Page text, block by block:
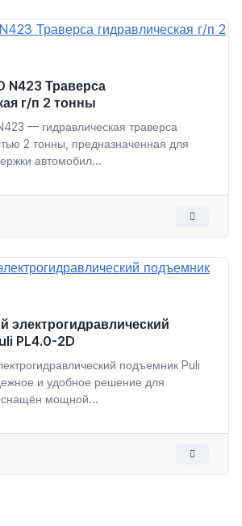
N423 Траверса
г/п 2 тонны
— гидравлическая траверса
2 тонны, предназначенная для
автомобил...
электрогидравлический
PL4.0-2D
подъемник Puli
и удобное решение для
мощной...